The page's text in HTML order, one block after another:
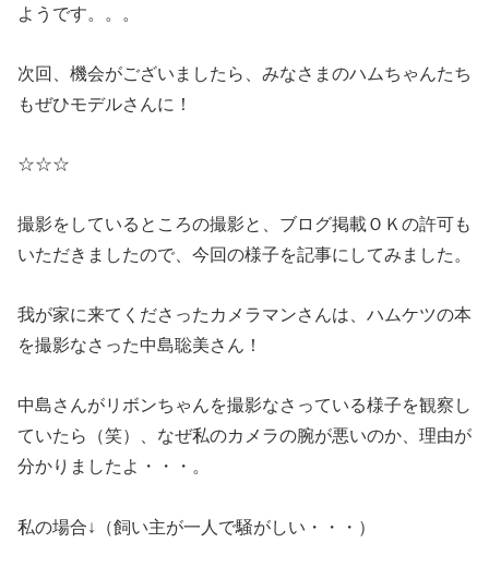
ようです。。。
次回、機会がございましたら、みなさまのハムちゃんたち
もぜひモデルさんに！
☆☆☆
撮影をしているところの撮影と、ブログ掲載ＯＫの許可も
いただきましたので、今回の様子を記事にしてみました。
我が家に来てくださったカメラマンさんは、ハムケツの本
を撮影なさった中島聡美さん！
中島さんがリボンちゃんを撮影なさっている様子を観察し
ていたら（笑）、なぜ私のカメラの腕が悪いのか、理由が
分かりましたよ・・・。
私の場合↓（飼い主が一人で騒がしい・・・）